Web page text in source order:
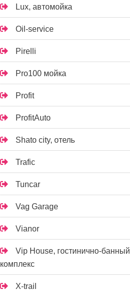
Lux, автомойка
Oil-service
Pirelli
Pro100 мойка
Profit
ProfitAuto
Shato city, отель
Trafic
Tuncar
Vag Garage
Vianor
Vip House, гостинично-банный
комплекс
X-trail